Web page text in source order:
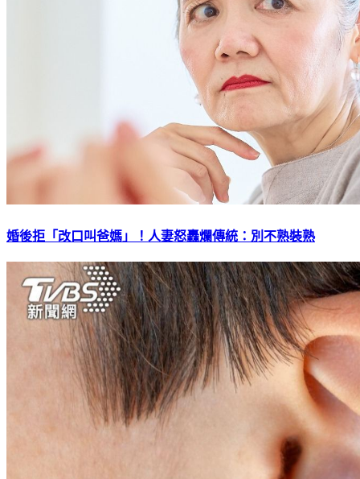
婚後拒「改口叫爸媽」！人妻怒轟爛傳統：別不熟裝熟